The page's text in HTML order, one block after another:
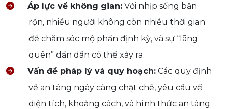
Áp lực về không gian: Với nhịp sống bận
rộn, nhiều người không còn nhiều thời gian
để chăm sóc mộ phần định kỳ, và sự “lãng
quên” dần dần có thể xảy ra.
Vấn đề pháp lý và quy hoạch: Các quy định
về an táng ngày càng chặt chẽ, yêu cầu về
diện tích, khoảng cách, và hình thức an táng